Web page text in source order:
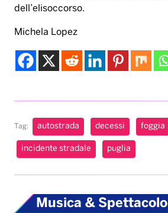
dell’elisoccorso.
Michela Lopez
Tag: autostrada decessi foggia
incidente stradale puglia
Musica & Spettacolo